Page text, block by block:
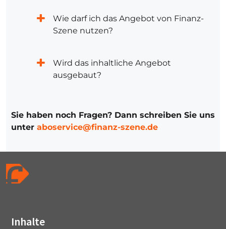
Wie darf ich das Angebot von Finanz-
Szene nutzen?
Wird das inhaltliche Angebot
ausgebaut?
Sie haben noch Fragen? Dann schreiben Sie uns
unter aboservice@finanz-szene.de
Inhalte